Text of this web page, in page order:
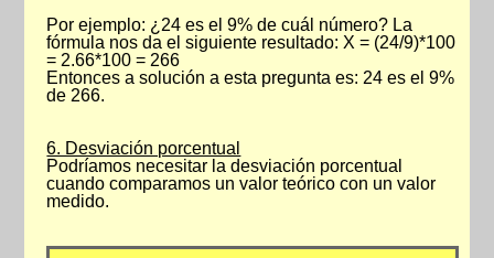
Por ejemplo: ¿24 es el 9% de cuál número? La
fórmula nos da el siguiente resultado: X = (24/9)*100
= 2.66*100 = 266
Entonces a solución a esta pregunta es: 24 es el 9%
de 266.
6. Desviación porcentual
Podríamos necesitar la desviación porcentual
cuando comparamos un valor teórico con un valor
medido.